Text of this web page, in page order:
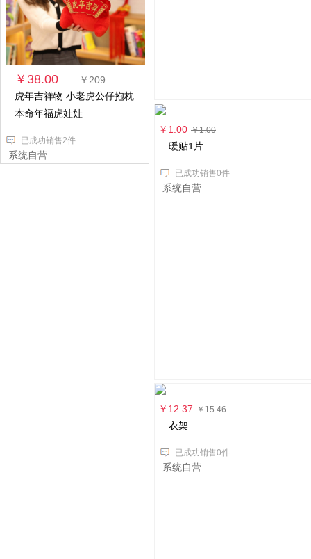
￥38.00
￥209
虎年吉祥物 小老虎公仔抱枕
本命年福虎娃娃
已成功销售2件
系统自营
￥1.00 ￥1.00
暖贴1片
已成功销售0件
系统自营
￥12.37 ￥15.46
衣架
已成功销售0件
系统自营